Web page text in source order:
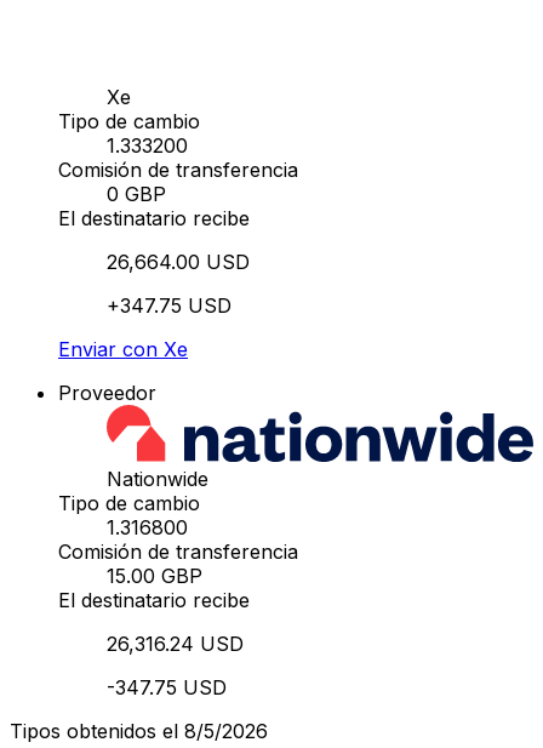
Xe
Tipo de cambio
1.333200
Comisión de transferencia
0 GBP
El destinatario recibe
26,664.00 USD
+347.75 USD
Enviar con Xe
Proveedor
Nationwide
Tipo de cambio
1.316800
Comisión de transferencia
15.00 GBP
El destinatario recibe
26,316.24 USD
-347.75 USD
Tipos obtenidos el 8/5/2026